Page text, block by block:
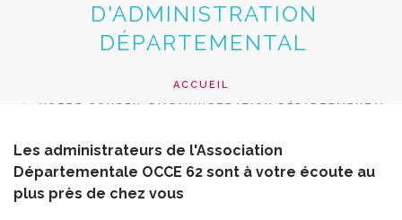
GERER SA COOPERATIVE
NOS ACTIONS PEDAGOGIQUES
RESSOURCES ET SERVICES
RECHERCHER
CONTACT
D'ADMINISTRATION
DÉPARTEMENTAL
ACCUEIL
VOTRE CONSEIL D'ADMINISTRATION DÉPARTEMENTAL
Les administrateurs de l'Association
Départementale OCCE 62 sont à votre écoute au
plus près de chez vous